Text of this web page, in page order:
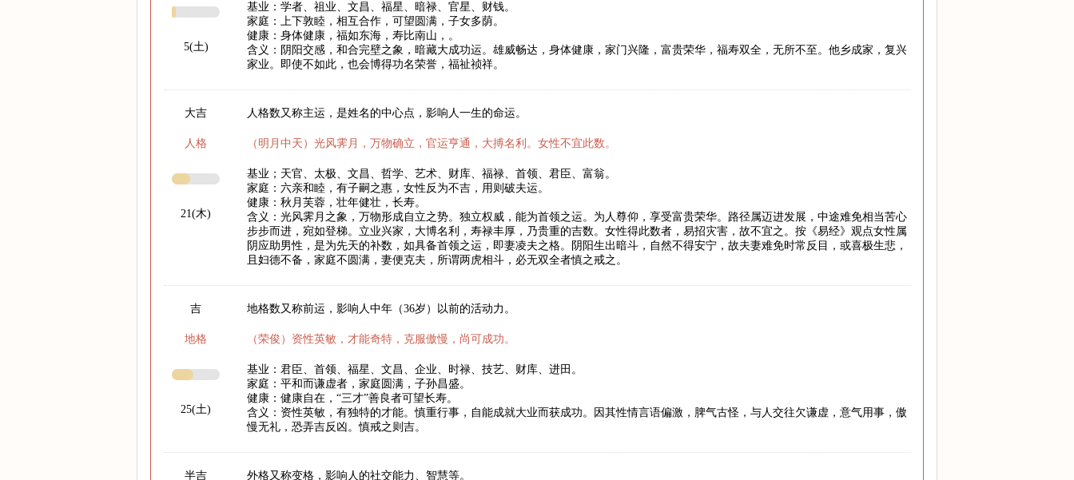
5(土)
基业：学者、祖业、文昌、福星、暗禄、官星、财钱。
家庭：上下敦睦，相互合作，可望圆满，子女多荫。
健康：身体健康，福如东海，寿比南山，。
含义：阴阳交感，和合完壁之象，暗藏大成功运。雄威畅达，身体健康，家门兴隆，富贵荣华，福寿双全，无所不至。他乡成家，复兴
家业。即使不如此，也会博得功名荣誉，福祉祯祥。
大吉
人格
21(木)
人格数又称主运，是姓名的中心点，影响人一生的命运。
（明月中天）光风霁月，万物确立，官运亨通，大搏名利。女性不宜此数。
基业；天官、太极、文昌、哲学、艺术、财库、福禄、首领、君臣、富翁。
家庭：六亲和睦，有子嗣之惠，女性反为不吉，用则破夫运。
健康：秋月芙蓉，壮年健壮，长寿。
含义：光风霁月之象，万物形成自立之势。独立权威，能为首领之运。为人尊仰，享受富贵荣华。路径属迈进发展，中途难免相当苦心
步步而进，宛如登梯。立业兴家，大博名利，寿禄丰厚，乃贵重的吉数。女性得此数者，易招灾害，故不宜之。按《易经》观点女性属
阴应助男性，是为先天的补数，如具备首领之运，即妻凌夫之格。阴阳生出暗斗，自然不得安宁，故夫妻难免时常反目，或喜极生悲，
且妇德不备，家庭不圆满，妻便克夫，所谓两虎相斗，必无双全者慎之戒之。
吉
地格
25(土)
地格数又称前运，影响人中年（36岁）以前的活动力。
（荣俊）资性英敏，才能奇特，克服傲慢，尚可成功。
基业：君臣、首领、福星、文昌、企业、时禄、技艺、财库、进田。
家庭：平和而谦虚者，家庭圆满，子孙昌盛。
健康：健康自在，“三才”善良者可望长寿。
含义：资性英敏，有独特的才能。慎重行事，自能成就大业而获成功。因其性情言语偏激，脾气古怪，与人交往欠谦虚，意气用事，傲
慢无礼，恐弄吉反凶。慎戒之则吉。
半吉 外格又称变格，影响人的社交能力、智慧等。